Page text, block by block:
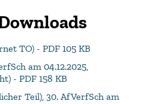
TO) - PDF 105 KB
am 04.12.2025,
- PDF 158 KB
Teil), 30. AfVerfSch am